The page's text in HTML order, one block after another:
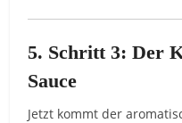
5. Schritt 3: Der
Sauce
Jetzt kommt der